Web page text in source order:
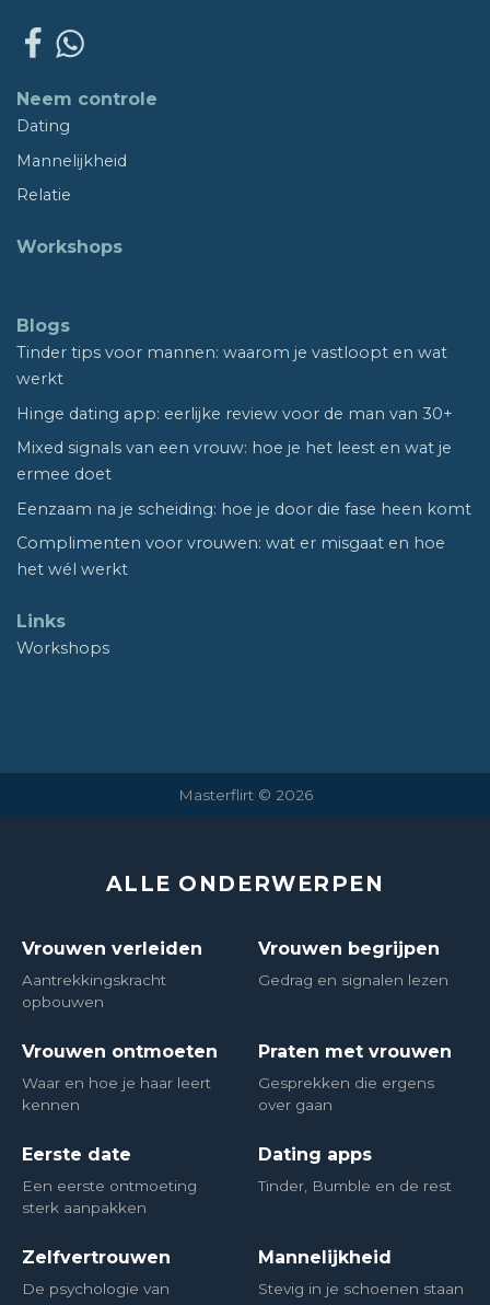
Neem controle
Dating
Mannelijkheid
Relatie
Workshops
Blogs
Tinder tips voor mannen: waarom je vastloopt en wat
werkt
Hinge dating app: eerlijke review voor de man van 30+
Mixed signals van een vrouw: hoe je het leest en wat je
ermee doet
Eenzaam na je scheiding: hoe je door die fase heen komt
Complimenten voor vrouwen: wat er misgaat en hoe
het wél werkt
Links
Workshops
Masterflirt © 2026
ALLE ONDERWERPEN
Vrouwen verleiden
Aantrekkingskracht
opbouwen
Vrouwen begrijpen
Gedrag en signalen lezen
Vrouwen ontmoeten
Waar en hoe je haar leert
kennen
Praten met vrouwen
Gesprekken die ergens
over gaan
Eerste date
Een eerste ontmoeting
sterk aanpakken
Dating apps
Tinder, Bumble en de rest
Zelfvertrouwen
De psychologie van
Mannelijkheid
Stevig in je schoenen staan